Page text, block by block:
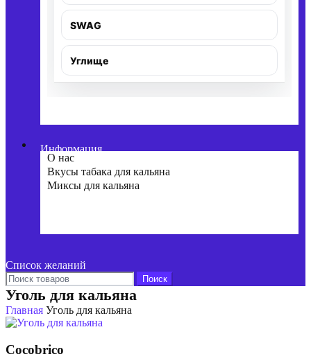
SWAG
Углище
Информация
О нас
Вкусы табака для кальяна
Миксы для кальяна
Список желаний
Поиск
Уголь для кальяна
Главная Уголь для кальяна
Cocobrico